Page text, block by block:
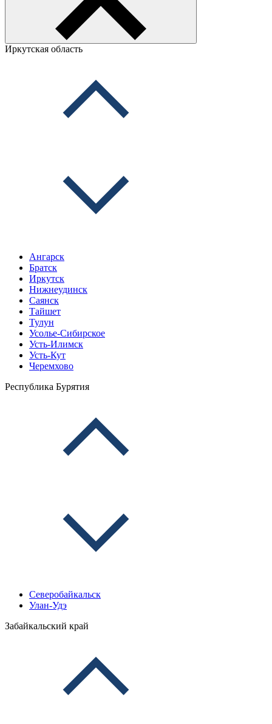
Иркутская область
Ангарск
Братск
Иркутск
Нижнеудинск
Саянск
Тайшет
Тулун
Усолье-Сибирское
Усть-Илимск
Усть-Кут
Черемхово
Республика Бурятия
Северобайкальск
Улан-Удэ
Забайкальский край